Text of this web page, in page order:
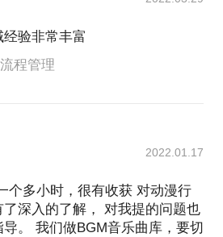
验非常丰富
程管理
2022.01.17
个多小时，很有收获 对动漫行
深入的了解， 对我提的问题也
。 我们做BGM音乐曲库，要切